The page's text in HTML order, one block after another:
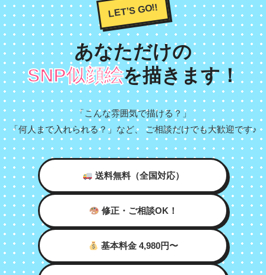
LET’S GO!!
あなただけの
SNP似顔絵を描きます！
「こんな雰囲気で描ける？」
「何人まで入れられる？」など、 ご相談だけでも大歓迎です♪
送料無料（全国対応）
修正・ご相談OK！
基本料金 4,980円〜